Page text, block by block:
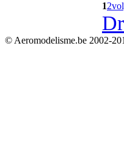
12
© Aeromodelisme.be 2002-